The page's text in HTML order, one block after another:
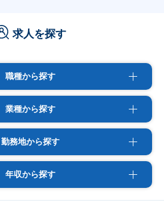
求人を探す
職種から探す
業種から探す
勤務地から探す
年収から探す